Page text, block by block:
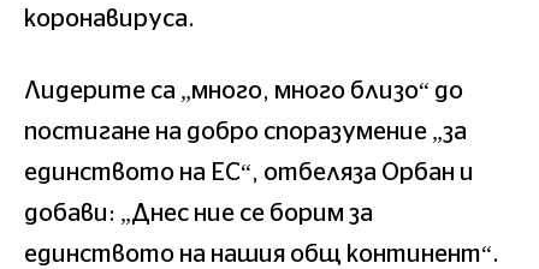
коронавируса.
Лидерите са „много, много близо“ до
постигане на добро споразумение „за
единството на ЕС“, отбеляза Орбан и
добави: „Днес ние се борим за
единството на нашия общ континент“.